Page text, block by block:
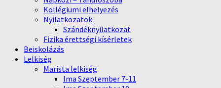
Kollégiumi elhelyezés
Nyilatkozatok
Szándéknyilatkozat
Fizika érettségi kísérletek
Beiskolázás
Lelkiség
Marista lelkiség
Ima Szeptember 7-11